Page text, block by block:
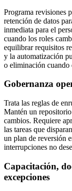
Programa revisiones
retención de datos
inmediata para el
cuando los roles
equilibrar requisitos
y la automatización
o eliminación cuando
Gobernanza
Trata las reglas de
Mantén un
cambios. Requiere
las tareas que
un plan de reversión
interrupciones no
Capacitación,
excepciones